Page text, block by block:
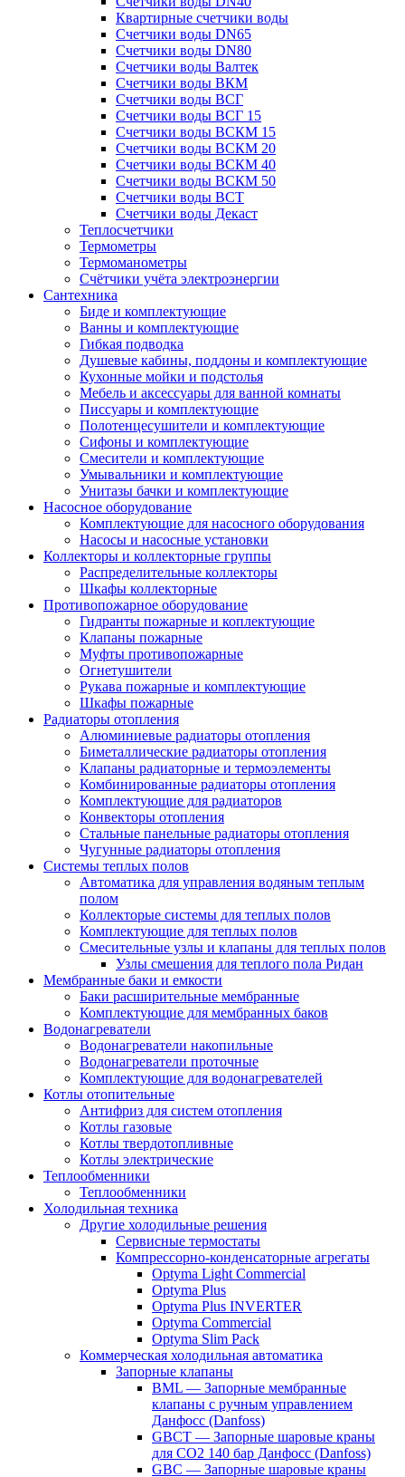
Квартирные счетчики воды
Счетчики воды DN65
Счетчики воды DN80
Счетчики воды Валтек
Счетчики воды ВКМ
Счетчики воды ВСГ
Счетчики воды ВСГ 15
Счетчики воды ВСКМ 15
Счетчики воды ВСКМ 20
Счетчики воды ВСКМ 40
Счетчики воды ВСКМ 50
Счетчики воды ВСТ
Счетчики воды Декаст
Теплосчетчики
Термометры
Термоманометры
Счётчики учёта электроэнергии
Сантехника
Биде и комплектующие
Ванны и комплектующие
Гибкая подводка
Душевые кабины, поддоны и комплектующие
Кухонные мойки и подстолья
Мебель и аксессуары для ванной комнаты
Писсуары и комплектующие
Полотенцесушители и комплектующие
Сифоны и комплектующие
Смесители и комплектующие
Умывальники и комплектующие
Унитазы бачки и комплектующие
Насосное оборудование
Комплектующие для насосного оборудования
Насосы и насосные установки
Коллекторы и коллекторные группы
Распределительные коллекторы
Шкафы коллекторные
Противопожарное оборудование
Гидранты пожарные и коплектующие
Клапаны пожарные
Муфты противопожарные
Огнетушители
Рукава пожарные и комплектующие
Шкафы пожарные
Радиаторы отопления
Алюминиевые радиаторы отопления
Биметаллические радиаторы отопления
Клапаны радиаторные и термоэлементы
Комбинированные радиаторы отопления
Комплектующие для радиаторов
Конвекторы отопления
Стальные панельные радиаторы отопления
Чугунные радиаторы отопления
Системы теплых полов
Автоматика для управления водяным теплым
полом
Коллекторые системы для теплых полов
Комплектующие для теплых полов
Смесительные узлы и клапаны для теплых полов
Узлы смешения для теплого пола Ридан
Мембранные баки и емкости
Баки расширительные мембранные
Комплектующие для мембранных баков
Водонагреватели
Водонагреватели накопильные
Водонагреватели проточные
Комплектующие для водонагревателей
Котлы отопительные
Антифриз для систем отопления
Котлы газовые
Котлы твердотопливные
Котлы электрические
Теплообменники
Теплообменники
Холодильная техника
Другие холодильные решения
Сервисные термостаты
Компрессорно-конденсаторные агрегаты
Optyma Light Commercial
Optyma Plus
Optyma Plus INVERTER
Optyma Commercial
Optyma Slim Pack
Коммерческая холодильная автоматика
Запорные клапаны
BML — Запорные мембранные
клапаны с ручным управлением
Данфосс (Danfoss)
GBCT — Запорные шаровые краны
для CO2 140 бар Данфосс (Danfoss)
GBC — Запорные шаровые краны